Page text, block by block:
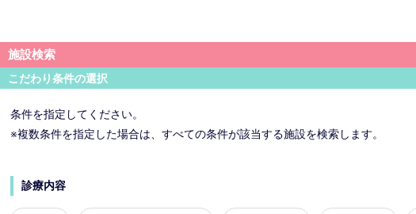
施設検索
こだわり条件の選択
条件を指定してください。
※複数条件を指定した場合は、すべての条件が該当する施設を検索します。
診療内容